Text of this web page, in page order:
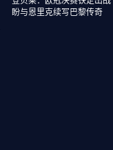
盼与恩里克续写巴黎传奇